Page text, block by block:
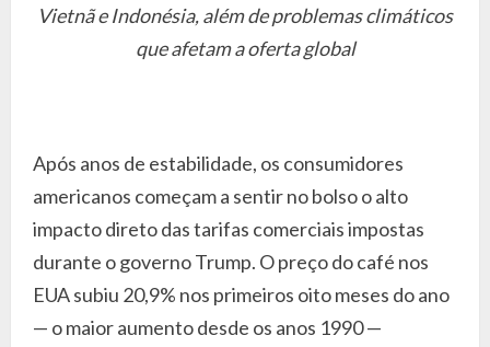
Vietnã e Indonésia, além de problemas climáticos
que afetam a oferta global
Após anos de estabilidade, os consumidores
americanos começam a sentir no bolso o alto
impacto direto das tarifas comerciais impostas
durante o governo Trump. O preço do café nos
EUA subiu 20,9% nos primeiros oito meses do ano
— o maior aumento desde os anos 1990 —